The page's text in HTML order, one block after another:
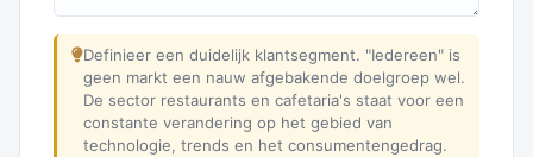
Definieer een duidelijk klantsegment. "Iedereen" is
geen markt een nauw afgebakende doelgroep wel.
De sector restaurants en cafetaria's staat voor een
constante verandering op het gebied van
technologie, trends en het consumentengedrag.